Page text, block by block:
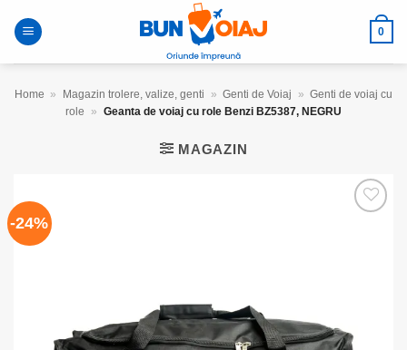
0
Home » Magazin trolere, valize, genti » Genti de Voiaj » Genti de voiaj cu
role
» Geanta de voiaj cu role Benzi BZ5387, NEGRU
MAGAZIN
-24%